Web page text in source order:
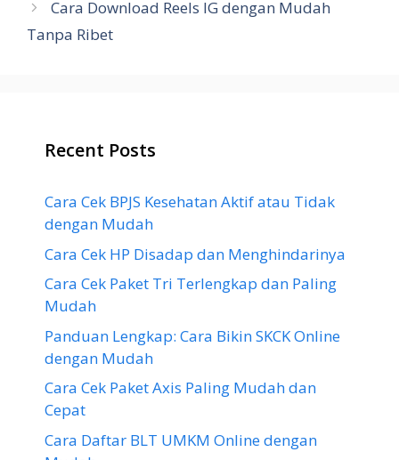
Cara Download Reels IG dengan Mudah
Tanpa Ribet
Recent Posts
Cara Cek BPJS Kesehatan Aktif atau Tidak
dengan Mudah
Cara Cek HP Disadap dan Menghindarinya
Cara Cek Paket Tri Terlengkap dan Paling
Mudah
Panduan Lengkap: Cara Bikin SKCK Online
dengan Mudah
Cara Cek Paket Axis Paling Mudah dan
Cepat
Cara Daftar BLT UMKM Online dengan